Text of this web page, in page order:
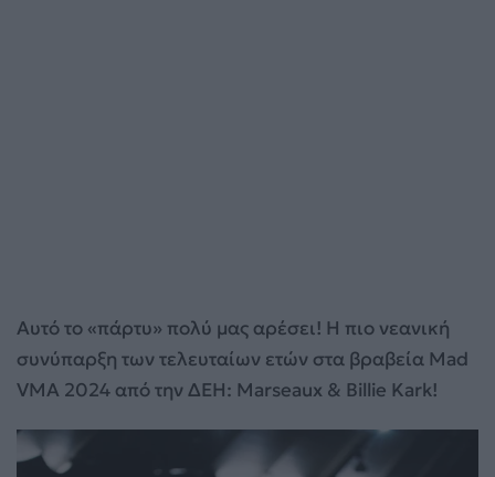
Αυτό το «πάρτυ» πολύ μας αρέσει! Η πιο νεανική
συνύπαρξη των τελευταίων ετών στα βραβεία Mad
VMA 2024 από την ΔΕΗ: Marseaux & Billie Kark!